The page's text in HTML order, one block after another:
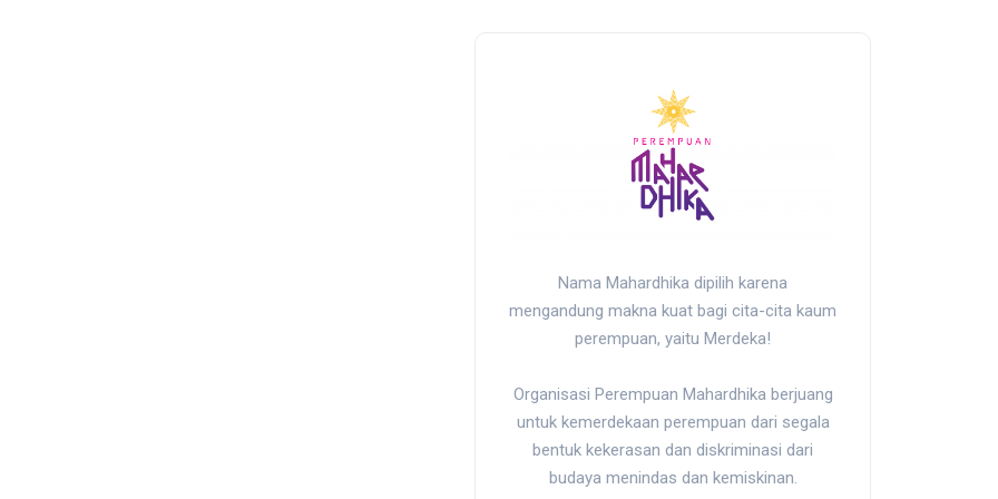
Nama Mahardhika dipilih karena
mengandung makna kuat bagi cita-cita kaum
perempuan, yaitu Merdeka!
Organisasi Perempuan Mahardhika berjuang
untuk kemerdekaan perempuan dari segala
bentuk kekerasan dan diskriminasi dari
budaya menindas dan kemiskinan.